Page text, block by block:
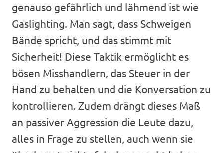
genauso gefährlich und lähmend ist wie
Gaslighting. Man sagt, dass Schweigen
Bände spricht, und das stimmt mit
Sicherheit! Diese Taktik ermöglicht es
bösen Misshandlern, das Steuer in der
Hand zu behalten und die Konversation zu
kontrollieren. Zudem drängt dieses Maß
an passiver Aggression die Leute dazu,
alles in Frage zu stellen, auch wenn sie